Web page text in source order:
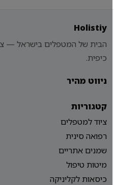
Holistiy
הבית של המטפלים בישראל —
כיפית.
ניווט מהיר
קטגוריות
ציוד למטפלים
רפואה סינית
שמנים אתריים
מיטות טיפול
כיסאות לקליניקה